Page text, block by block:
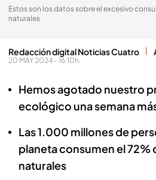
Estos son los datos sobre el excesivo
naturales
Redacción digital Noticias Cuatro
20 MAY 2024 - 16:10h.
Hemos agotado nuestro
ecológico una semana
Las 1.000 millones de
planeta consumen el 72%
naturales